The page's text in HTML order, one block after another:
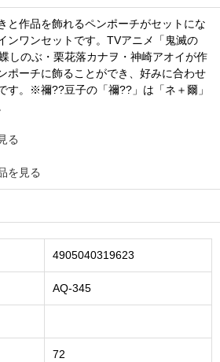
と作品を飾れるペンポーチがセットにな
ンワンセットです。TVアニメ「鬼滅の
しのぶ・栗花落カナヲ・神崎アオイが作
ポーチに飾ることができ、好みに合わせ
す。※禰??豆子の「禰??」は「ネ＋爾」
る
を見る
4905040319623
AQ-345
72